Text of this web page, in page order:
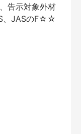
告示対象外材
、JASのF☆☆